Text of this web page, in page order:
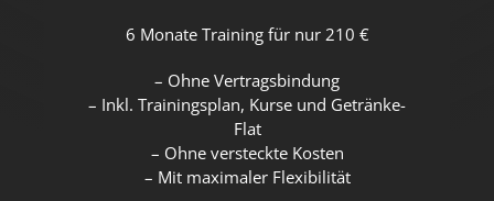
6 Monate Training für nur 210 €
– Ohne Vertragsbindung
– Inkl. Trainingsplan, Kurse und Getränke-
Flat
– Ohne versteckte Kosten
– Mit maximaler Flexibilität